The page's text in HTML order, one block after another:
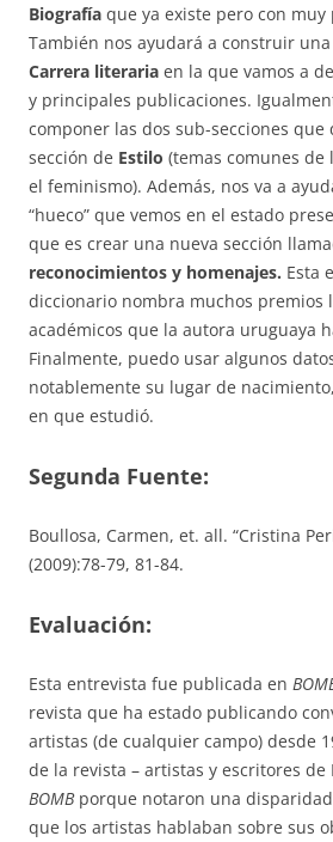
Biografía que ya existe pero con
También nos ayudará a construir
Carrera literaria en la que vamos a
y principales publicaciones.
componer las dos sub-secciones
sección de Estilo (temas comunes
el feminismo). Además, nos va a
“hueco” que vemos en el estado
que es crear una nueva sección
reconocimientos y homenajes. Esta
diccionario nombra muchos premios
académicos que la autora uruguaya
Finalmente, puedo usar algunos
notablemente su lugar de
en que estudió.
Segunda Fuente:
Boullosa, Carmen, et. all. “Cristina
(2009):78-79, 81-84.
Evaluación:
Esta entrevista fue publicada en
revista que ha estado publicando
artistas (de cualquier campo) desde
de la revista – artistas y escritores de
BOMBporque notaron una
que los artistas hablaban sobre sus